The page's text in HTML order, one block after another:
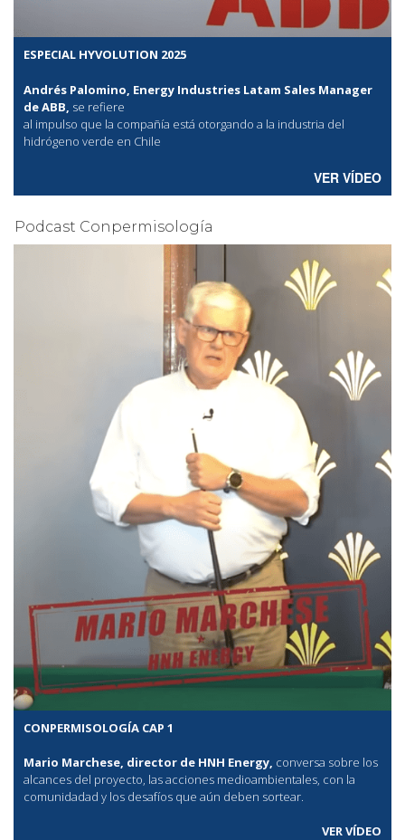
ESPECIAL HYVOLUTION 2025
Andrés Palomino, Energy Industries Latam Sales Manager
de ABB, se refiere
al impulso que la compañía está otorgando a la industria del
hidrógeno verde en Chile
VER VÍDEO
Podcast Conpermisología
CONPERMISOLOGÍA CAP 1
Mario Marchese, director de HNH Energy, conversa sobre los
alcances del proyecto, las acciones medioambientales, con la
comunidadad y los desafíos que aún deben sortear.
VER VÍDEO